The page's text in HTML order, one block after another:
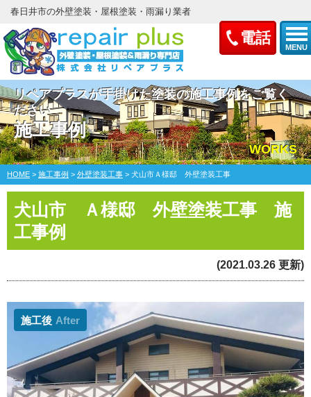
電話
MENU
春日井市の外壁塗装・屋根塗装・雨漏り業者
リペアプラスが手掛けた塗装の施工事例をご覧く
ださい
施工事例
WORKS
HOME > 施工事例 > 外壁塗装工事 > 犬山市Ａ様邸 外壁塗装工事
犬山市 Ａ様邸 外壁塗装工事 施
工事例
(2021.03.26 更新)
施工後 After